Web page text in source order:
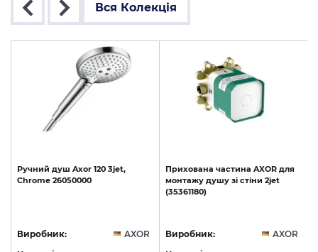
Вся Колекція
Ручний душ Axor 120 3jet,
Chrome 26050000
Виробник:
AXOR
Прихована частина AXOR для
монтажу душу зі стіни 2jet
(35361180)
Виробник:
AXOR